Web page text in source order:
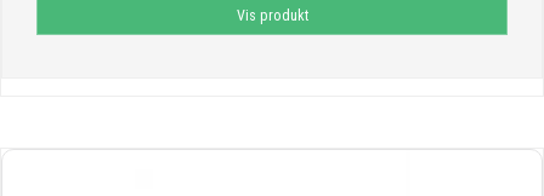
Vis produkt